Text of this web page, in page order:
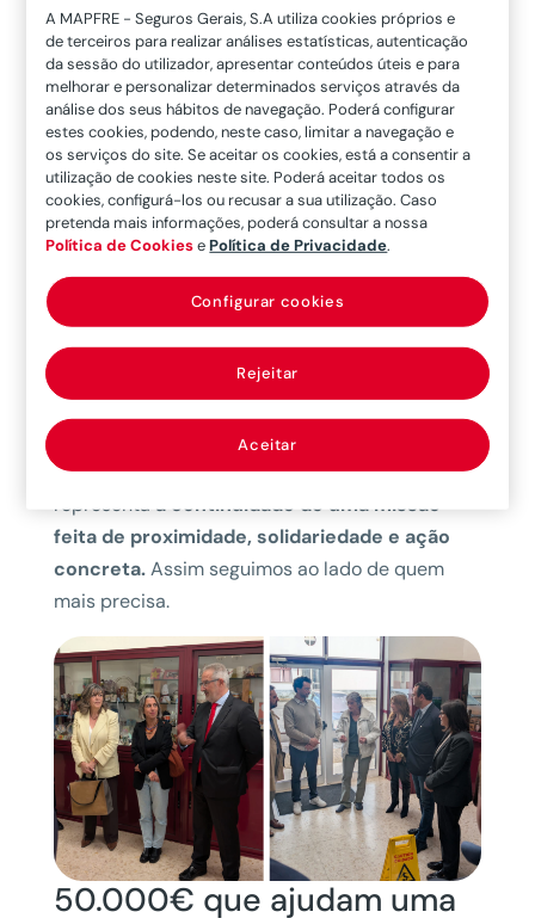
nossocompromisso social.Nesse âmbito,com
a assinatura de um protocolo de doação com
aCERCILEI – Cooperativa de Ensino e
Reabilitação de Crianças Inadaptadas de Leiria
Este momento tão especial contou ainda com a
presença de Daniel Restrepo, diretor da Área de
Ação Social da Fundación Mapfre. Para além
disso, estiveram presentes Isabel Ferraz,
diretora Comercial da Mapfre, Gonçalo Lopes,
presidente da Câmara Municipal de Leiria e de
representantes da área social. Deste modo,
reforçando a importância desta iniciativa para a
comunidade local.
Mais do que um momento formal, este marco
representa a continuidade de uma missão
feita de proximidade, solidariedade e ação
concreta.Assim seguimos ao lado de quem
mais precisa.
50.000€ que ajudam uma
A MAPFRE - Seguros Gerais, S.A utiliza cookies próprios e
de terceiros para realizar análises estatísticas, autenticação
da sessão do utilizador, apresentar conteúdos úteis e para
melhorar e personalizar determinados serviços através da
análise dos seus hábitos de navegação. Poderá configurar
estes cookies, podendo, neste caso, limitar a navegação e
os serviços do site. Se aceitar os cookies, está a consentir a
utilização de cookies neste site. Poderá aceitar todos os
cookies, configurá-los ou recusar a sua utilização. Caso
pretenda mais informações, poderá consultar a nossa
Política de CookiesePolítica de Privacidade.
Rejeitar
Aceitar
Configurar cookies